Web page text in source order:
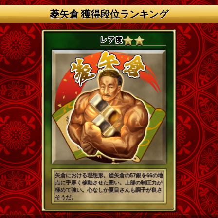
菱矢倉 獲得段位ランキング
矢倉における理想形。総矢倉の57銀を66の地
点に手厚く移動させた囲い。上部の制圧力が
極めて強い。心なしか夏目さんも調子が良さ
そうだ。